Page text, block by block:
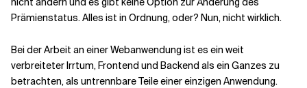
Prämienstatus. Alles ist in Ordnung, oder? Nun, nicht wirklich.
Bei der Arbeit an einer Webanwendung ist es ein weit
verbreiteter Irrtum, Frontend und Backend als ein Ganzes zu
betrachten, als untrennbare Teile einer einzigen Anwendung.